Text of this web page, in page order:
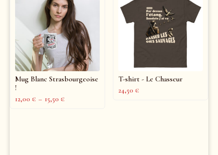
Mug Blanc Strasbourgeoise
!
12,00 € – 15,50 €
T-shirt - Le Chasseur
24,50 €